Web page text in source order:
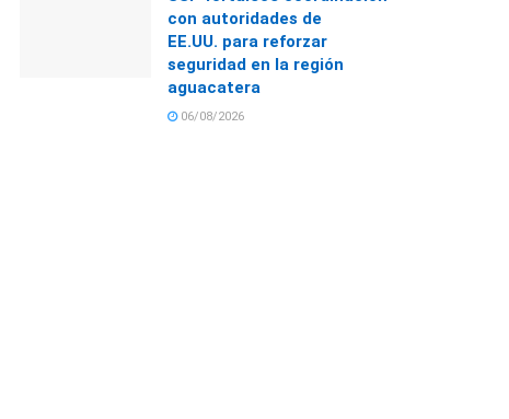
con autoridades de
EE.UU. para reforzar
seguridad en la región
aguacatera
06/08/2026